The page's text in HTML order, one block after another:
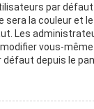
par
sera la couleur et
Les
vous-
défaut depuis le